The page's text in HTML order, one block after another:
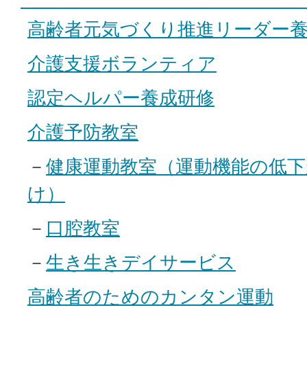
高齢者元気づくり推進リーダー
介護支援ボランティア
認定ヘルパー養成研修
介護予防教室
－ 健康運動教室（運動機能の低
け）
－ 口腔教室
－ 生き生きデイサービス
高齢者のためのカンタン運動